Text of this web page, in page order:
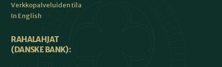
Verkkopalveluiden tila
In English
RAHALAHJAT
(DANSKE BANK):